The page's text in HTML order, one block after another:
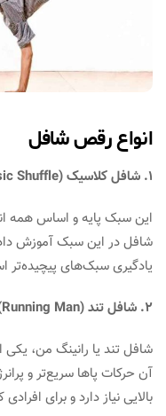
انواع رقص شافل
1. شافل کلاسیک (Classic Shuffle)
این سبک پایه و اساس همه
شافل در این سبک آموزش
یادگیری سبک‌های پیچیده‌تر
2. شافل تند (Running Man)
شافل تند یا رانینگ من،
آن حرکات پاها سریع‌تر و
بالایی نیاز دارد و برای